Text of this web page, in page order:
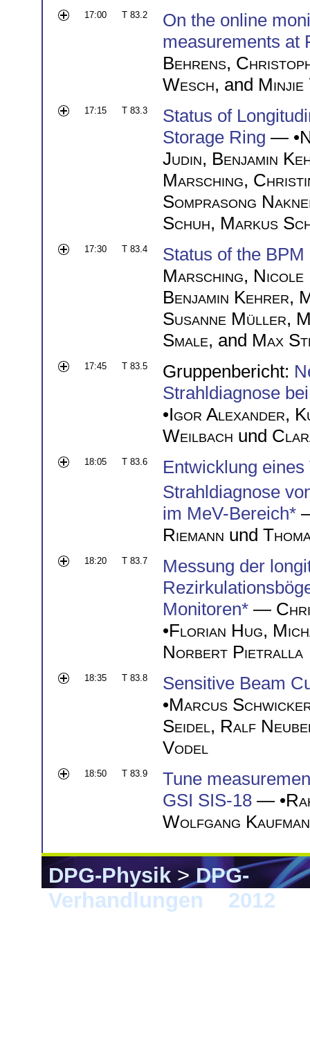
17:00 T 83.2
On the online
measurements at
Behrens,
Wesch, and Minjie
17:15 T 83.3
Status of
Storage Ring — •
Judin, Benjamin
Marsching,
Somprasong
Schuh, Markus
17:30 T 83.4
Status of the
Marsching,
Benjamin Kehrer,
Susanne Müller,
Smale, and Max
17:45 T 83.5 Gruppenbericht:
Strahldiagnose
•Igor Alexander,
Weilbach und
18:05 T 83.6
Entwicklung eines
Strahldiagnose
im MeV-Bereich*
Riemann und
18:20 T 83.7
Messung der
Monitoren* —
•Florian Hug,
Norbert Pietralla
18:35 T 83.8
Sensitive Beam
•Marcus
Seidel, Ralf
Vodel
18:50 T 83.9
Tune
GSI SIS-18 — •
Wolfgang
DPG-Physik>DPG-
Verhandlungen
2012